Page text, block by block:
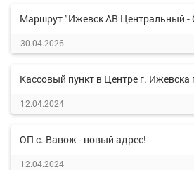
Маршрут "Ижевск АВ Центральный
30.04.2026
Кассовый пункт в Центре г. Ижевска
12.04.2024
ОП с. Вавож - новый адрес!
12.04.2024